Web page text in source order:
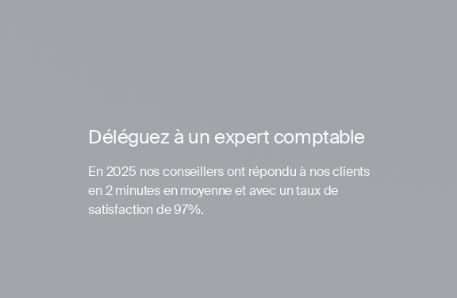
Déléguez à un expert comptable
En 2025 nos conseillers ont répondu à nos clients
en 2 minutes en moyenne et avec un taux de
satisfaction de 97%.